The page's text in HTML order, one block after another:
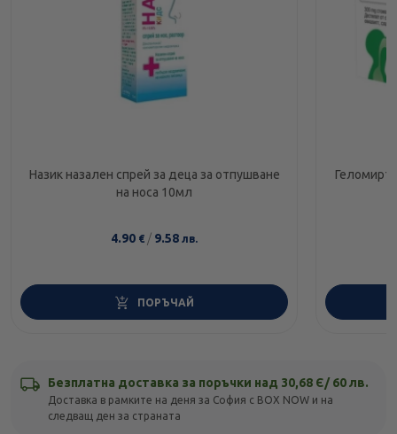
Назик назален спрей за деца за отпушване
на носа 10мл
4.90 € / 9.58 лв.
ПОРЪЧАЙ
Безплатна доставка за поръчки над 30,68 Є/ 60 лв.
Доставка в рамките на деня за София с BOX NOW и на
следващ ден за страната